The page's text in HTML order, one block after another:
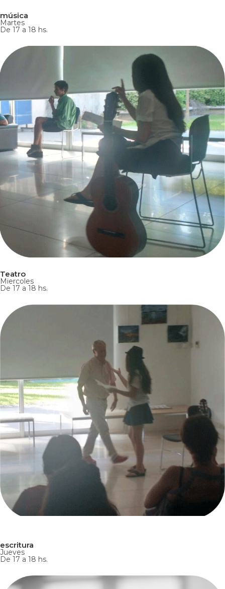
música
Martes
De 17 a 18 hs.
Teatro
Miercoles
De 17 a 18 hs.
escritura
Jueves
De 17 a 18 hs.